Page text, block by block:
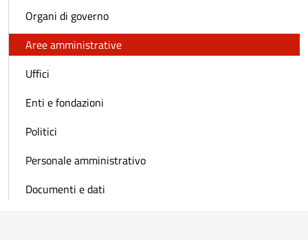
Organi di governo
Aree amministrative
Uffici
Enti e fondazioni
Politici
Personale amministrativo
Documenti e dati